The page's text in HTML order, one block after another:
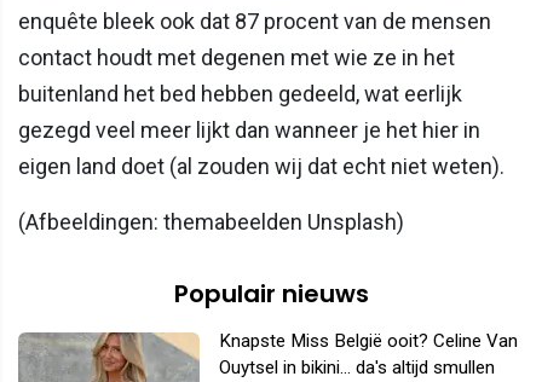
enquête bleek ook dat 87 procent van de mensen
contact houdt met degenen met wie ze in het
buitenland het bed hebben gedeeld, wat eerlijk
gezegd veel meer lijkt dan wanneer je het hier in
eigen land doet (al zouden wij dat echt niet weten).
(Afbeeldingen: themabeelden Unsplash)
Populair nieuws
Knapste Miss België ooit? Celine Van
Ouytsel in bikini... da's altijd smullen